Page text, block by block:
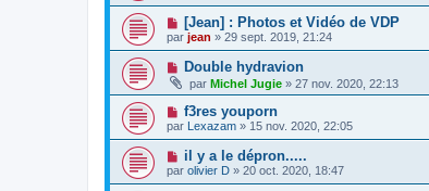
[Jean] : Photos et Vidéo de VDP
par jean » 29 sept. 2019, 21:24
Double hydravion
par Michel Jugie » 27 nov. 2020, 22:13
f3res youporn
par Lexazam » 15 nov. 2020, 22:05
il y a le dépron.....
par olivier D » 20 oct. 2020, 18:47